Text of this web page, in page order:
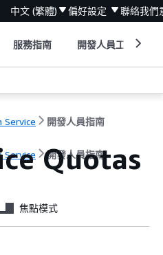
中文 (繁體) 偏好設定 聯絡我們
服務指南 開發人員工具
Service 開發人員指南
Service 開發人員指南
Quotas
焦點模式